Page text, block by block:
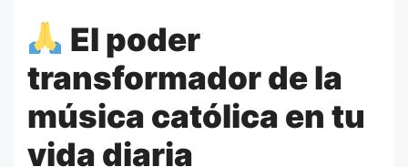
El poder
transformador de la
música católica en tu
vida diaria